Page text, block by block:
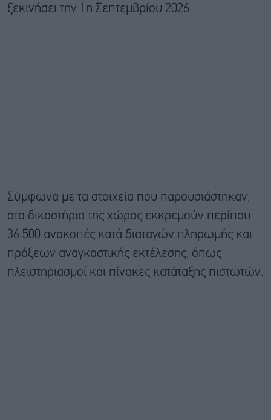
ξεκινήσει την 1η Σεπτεμβρίου 2026.
Σύμφωνα με τα στοιχεία που παρουσιάστηκαν,
στα δικαστήρια της χώρας εκκρεμούν περίπου
36.500 ανακοπές κατά διαταγών πληρωμής και
πράξεων αναγκαστικής εκτέλεσης, όπως
πλειστηριασμοί και πίνακες κατάταξης πιστωτών.